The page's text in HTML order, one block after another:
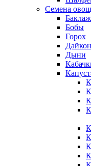
Семена
Бобы
Горох
Дайкон
Дыни